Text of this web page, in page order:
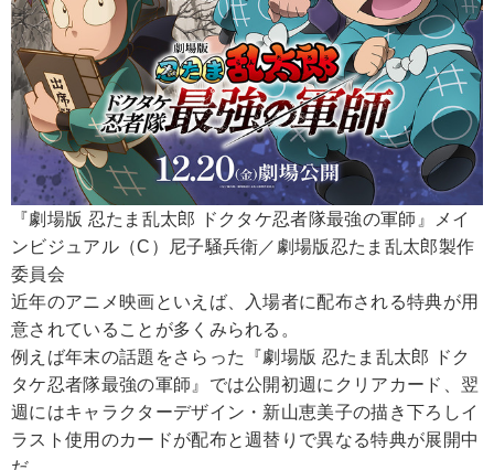
『劇場版 忍たま乱太郎 ドクタケ忍者隊最強の軍師』メイ
ンビジュアル（C）尼子騒兵衛／劇場版忍たま乱太郎製作
委員会
近年のアニメ映画といえば、入場者に配布される特典が用
意されていることが多くみられる。
例えば年末の話題をさらった『劇場版 忍たま乱太郎 ドク
タケ忍者隊最強の軍師』では公開初週にクリアカード、翌
週にはキャラクターデザイン・新山恵美子の描き下ろしイ
ラスト使用のカードが配布と週替りで異なる特典が展開中